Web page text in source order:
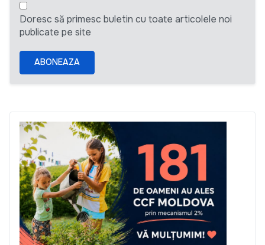
Doresc să primesc buletin cu toate articolele noi
publicate pe site
ABONEAZA